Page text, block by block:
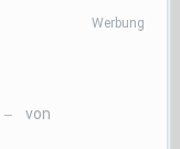
Werbung
—
von